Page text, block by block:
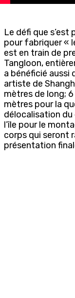
Le défi que
pour fabriquer «
est en train de
Tangloon,
a bénéficié aussi
artiste de
mètres de long;
mètres pour la
délocalisation du
l’île pour le
corps qui seront
présentation